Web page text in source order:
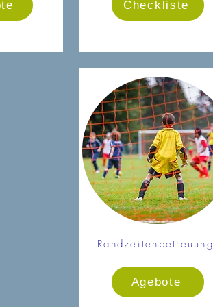
Checkliste
Randzeitenbetreuung
Agebote